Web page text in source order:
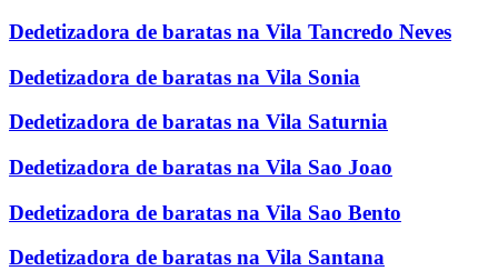
Dedetizadora de baratas na Vila Tancredo Neves
Dedetizadora de baratas na Vila Sonia
Dedetizadora de baratas na Vila Saturnia
Dedetizadora de baratas na Vila Sao Joao
Dedetizadora de baratas na Vila Sao Bento
Dedetizadora de baratas na Vila Santana